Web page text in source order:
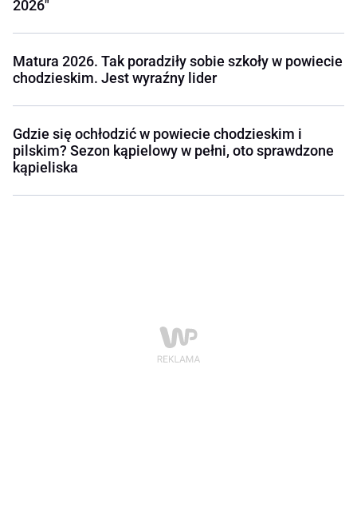
2026"
Matura 2026. Tak poradziły sobie szkoły w powiecie
chodzieskim. Jest wyraźny lider
Gdzie się ochłodzić w powiecie chodzieskim i
pilskim? Sezon kąpielowy w pełni, oto sprawdzone
kąpieliska